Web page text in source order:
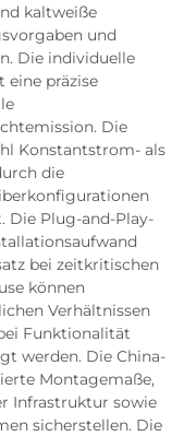
kaltweiße
und
Die individuelle
präzise
Die
Konstantstrom- als
die
Die Plug-and-Play-
bei zeitkritischen
können
Verhältnissen
Funktionalität
werden. Die China-
Montagemaße,
Infrastruktur sowie
sicherstellen. Die